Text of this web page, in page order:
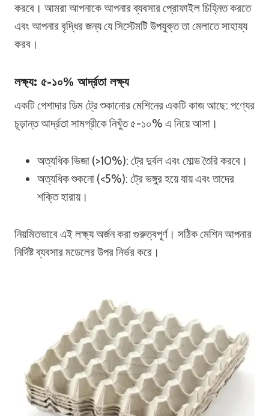
করবে। আমরা আপনাকে আপনার ব্যবসার প্রোফাইল চিহ্নিত করতে
এবং আপনার বৃদ্ধির জন্য যে সিস্টেমটি উপযুক্ত তা মেলাতে সাহায্য
করব।
লক্ষ্য: ৫-১০% আর্দ্রতা লক্ষ্য
একটি পেশাদার ডিম ট্রে শুকানোর মেশিনের একটি কাজ আছে: পণ্যের
চূড়ান্ত আর্দ্রতা সামগ্রীকে নিখুঁত ৫-১০% এ নিয়ে আসা।
অত্যধিক ভিজা (>10%): ট্রে দুর্বল এবং মোল্ড তৈরি করবে।
অত্যধিক শুকনো (<5%): ট্রে ভঙ্গুর হয়ে যায় এবং তাদের
শক্তি হারায়।
নিয়মিতভাবে এই লক্ষ্য অর্জন করা গুরুত্বপূর্ণ। সঠিক মেশিন আপনার
নির্দিষ্ট ব্যবসার মডেলের উপর নির্ভর করে।